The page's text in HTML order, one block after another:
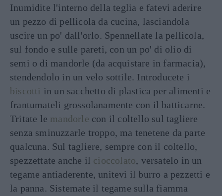
Inumidite l'interno della teglia e fatevi aderire
un pezzo di pellicola da cucina, lasciandola
uscire un po' dall'orlo. Spennellate la pellicola,
sul fondo e sulle pareti, con un po' di olio di
semi o di mandorle (da acquistare in farmacia),
stendendolo in un velo sottile. Introducete i
biscotti in un sacchetto di plastica per alimenti e
frantumateli grossolanamente con il batticarne.
Tritate le mandorle con il coltello sul tagliere
senza sminuzzarle troppo, ma tenetene da parte
qualcuna. Sul tagliere, sempre con il coltello,
spezzettate anche il cioccolato, versatelo in un
tegame antiaderente, unitevi il burro a pezzetti e
la panna. Sistemate il tegame sulla fiamma